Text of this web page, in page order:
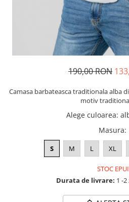
190,00 RON
Camasa barbateasca traditionala alba
motiv
Alege culoarea:
Masura:
S M L XL
STOC
Durata de livrare: 1 -